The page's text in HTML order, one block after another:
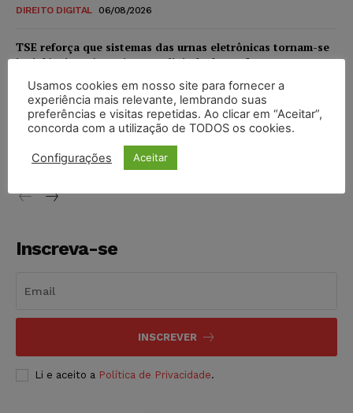
DIREITO DIGITAL 06/08/2026
TSE reforça que sistemas das urnas eletrônicas tornam-se
invioláveis após assinatura digital e lacração
NOTÍCIAS 06/08/2026
STF inicia julgamento sobre constitucionalidade da
proibição dos jogos de azar no Brasil
NOTÍCIAS 06/08/2026
Inscreva-se
INSCREVER
Li e aceito a Política de Privacidade.
Usamos cookies em nosso site para fornecer a
experiência mais relevante, lembrando suas
preferências e visitas repetidas. Ao clicar em “Aceitar”,
concorda com a utilização de TODOS os cookies.
Configurações Aceitar